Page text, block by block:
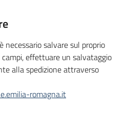
necessario salvare sul proprio
effettuare un salvataggio
alla spedizione attraverso
romagna.it